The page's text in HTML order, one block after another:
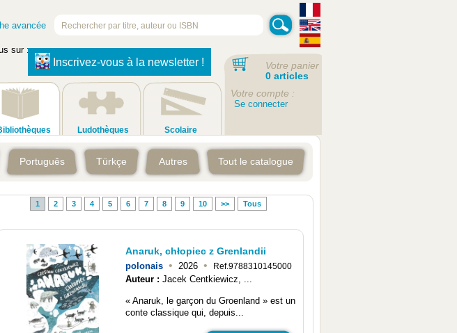
avancée
sur :
Inscrivez-vous à la newsletter !
Ludothèques Scolaire
Votre panier
0 articles
Votre compte :
Se connecter
Português Türkçe Autres Tout le catalogue
1 2 3 4 5 6 7 8 9 10 >> Tous
Anaruk, chłopiec z Grenlandii
polonais • 2026 • Ref.9788310145000
Auteur : Jacek Centkiewicz, ...
« Anaruk, le garçon du Groenland » est un
conte classique qui, depuis...